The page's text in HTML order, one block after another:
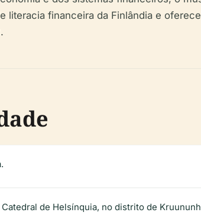
literacia financeira da Finlândia e
de Helsínquia, no distrito de